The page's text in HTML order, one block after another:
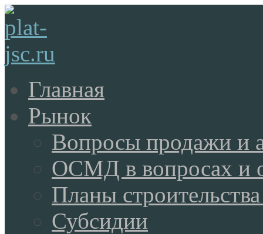
Главная
Рынок
Вопросы продажи и
ОСМД в вопросах и
Планы
Субсидии